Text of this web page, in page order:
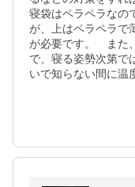
寝袋はペラペラなの
が、上はペラペラで
が必要です。　また
で、寝る姿勢次第で
いで知らない間に温